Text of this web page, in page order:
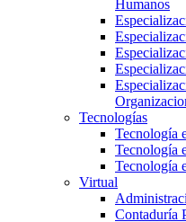
Humanos
Tecnologías
Tecnología
Tecnología
Tecnología
Virtual
Contaduría